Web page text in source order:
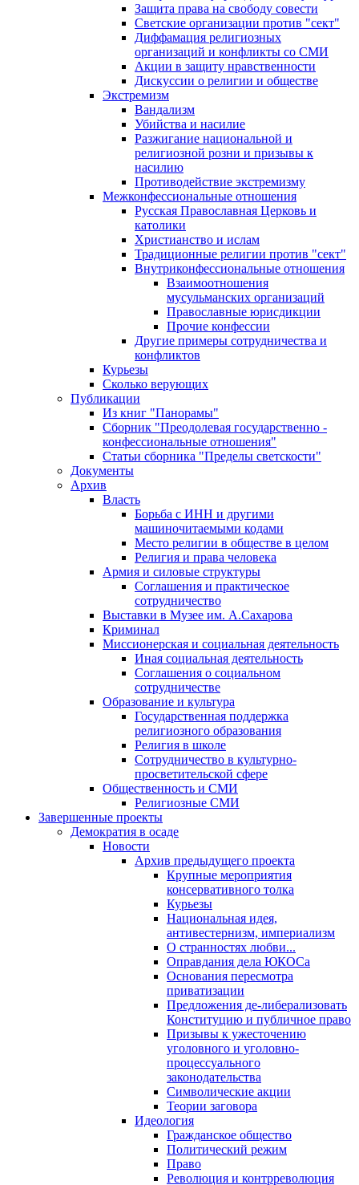
Защита права на свободу совести
Светские организации против "сект"
Диффамация религиозных
организаций и конфликты со СМИ
Акции в защиту нравственности
Дискуссии о религии и обществе
Экстремизм
Вандализм
Убийства и насилие
Разжигание национальной и
религиозной розни и призывы к
насилию
Противодействие экстремизму
Межконфессиональные отношения
Русская Православная Церковь и
католики
Христианство и ислам
Традиционные религии против "сект"
Внутриконфессиональные отношения
Взаимоотношения
мусульманских организаций
Православные юрисдикции
Прочие конфессии
Другие примеры сотрудничества и
конфликтов
Курьезы
Сколько верующих
Публикации
Из книг "Панорамы"
Сборник "Преодолевая государственно -
конфессиональные отношения"
Статьи сборника "Пределы светскости"
Документы
Архив
Власть
Борьба с ИНН и другими
машиночитаемыми кодами
Место религии в обществе в целом
Религия и права человека
Армия и силовые структуры
Соглашения и практическое
сотрудничество
Выставки в Музее им. А.Сахарова
Криминал
Миссионерская и социальная деятельность
Иная социальная деятельность
Соглашения о социальном
сотрудничестве
Образование и культура
Государственная поддержка
религиозного образования
Религия в школе
Сотрудничество в культурно-
просветительской сфере
Общественность и СМИ
Религиозные СМИ
Завершенные проекты
Демократия в осаде
Новости
Архив предыдущего проекта
Крупные мероприятия
консервативного толка
Курьезы
Национальная идея,
антивестернизм, империализм
О странностях любви...
Оправдания дела ЮКОСа
Основания пересмотра
приватизации
Предложения де-либерализовать
Конституцию и публичное право
Призывы к ужесточению
уголовного и уголовно-
процессуального
законодательства
Символические акции
Теории заговора
Идеология
Гражданское общество
Политический режим
Право
Революция и контрреволюция